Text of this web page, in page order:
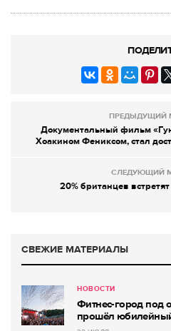
ПРЕДЫДУЩИЙ
Документальный фильм
Хоакином Фениксом, стал
СЛЕДУЮЩИЙ
20% британцев
СВЕЖИЕ МАТЕРИАЛЫ
НОВОСТИ
Фитнес-город под
прошёл